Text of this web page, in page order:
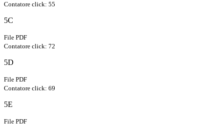
Contatore click: 55
5C
File PDF
Contatore click: 72
5D
File PDF
Contatore click: 69
5E
File PDF